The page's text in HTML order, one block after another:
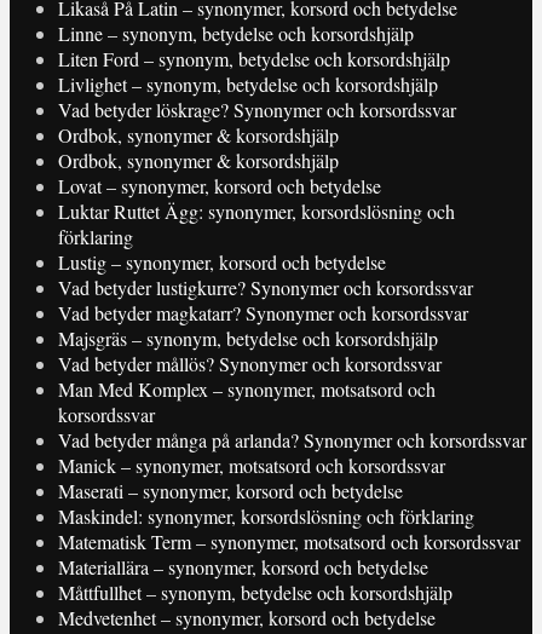
Likaså På Latin – synonymer, korsord och betydelse
Linne – synonym, betydelse och korsordshjälp
Liten Ford – synonym, betydelse och korsordshjälp
Livlighet – synonym, betydelse och korsordshjälp
Vad betyder löskrage? Synonymer och korsordssvar
Ordbok, synonymer & korsordshjälp
Ordbok, synonymer & korsordshjälp
Lovat – synonymer, korsord och betydelse
Luktar Ruttet Ägg: synonymer, korsordslösning och
förklaring
Lustig – synonymer, korsord och betydelse
Vad betyder lustigkurre? Synonymer och korsordssvar
Vad betyder magkatarr? Synonymer och korsordssvar
Majsgräs – synonym, betydelse och korsordshjälp
Vad betyder mållös? Synonymer och korsordssvar
Man Med Komplex – synonymer, motsatsord och
korsordssvar
Vad betyder många på arlanda? Synonymer och korsordssvar
Manick – synonymer, motsatsord och korsordssvar
Maserati – synonymer, korsord och betydelse
Maskindel: synonymer, korsordslösning och förklaring
Matematisk Term – synonymer, motsatsord och korsordssvar
Materiallära – synonymer, korsord och betydelse
Måttfullhet – synonym, betydelse och korsordshjälp
Medvetenhet – synonymer, korsord och betydelse